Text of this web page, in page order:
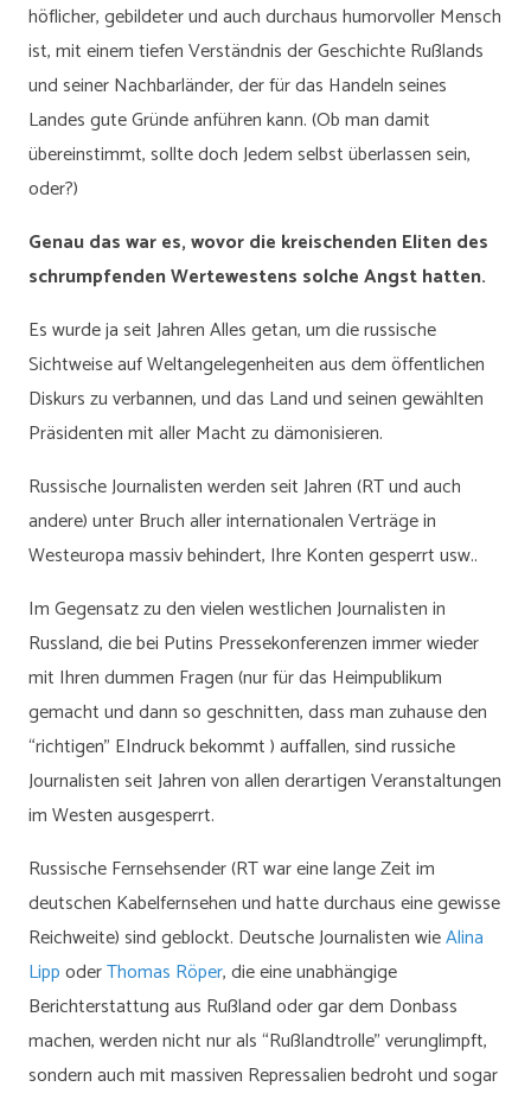
höflicher, gebildeter und auch durchaus humorvoller Mensch
ist, mit einem tiefen Verständnis der Geschichte Rußlands
und seiner Nachbarländer, der für das Handeln seines
Landes gute Gründe anführen kann. (Ob man damit
übereinstimmt, sollte doch Jedem selbst überlassen sein,
oder?)
Genau das war es, wovor die kreischenden Eliten des
schrumpfenden Wertewestens solche Angst hatten.
Es wurde ja seit Jahren Alles getan, um die russische
Sichtweise auf Weltangelegenheiten aus dem öffentlichen
Diskurs zu verbannen, und das Land und seinen gewählten
Präsidenten mit aller Macht zu dämonisieren.
Russische Journalisten werden seit Jahren (RT und auch
andere) unter Bruch aller internationalen Verträge in
Westeuropa massiv behindert, Ihre Konten gesperrt usw..
Im Gegensatz zu den vielen westlichen Journalisten in
Russland, die bei Putins Pressekonferenzen immer wieder
mit Ihren dummen Fragen (nur für das Heimpublikum
gemacht und dann so geschnitten, dass man zuhause den
“richtigen” EIndruck bekommt ) auffallen, sind russiche
Journalisten seit Jahren von allen derartigen Veranstaltungen
im Westen ausgesperrt.
Russische Fernsehsender (RT war eine lange Zeit im
deutschen Kabelfernsehen und hatte durchaus eine gewisse
Reichweite) sind geblockt. Deutsche Journalisten wieAlina
LippoderThomas Röper, die eine unabhängige
Berichterstattung aus Rußland oder gar dem Donbass
machen, werden nicht nur als “Rußlandtrolle” verunglimpft,
sondern auch mit massiven Repressalien bedroht und sogar